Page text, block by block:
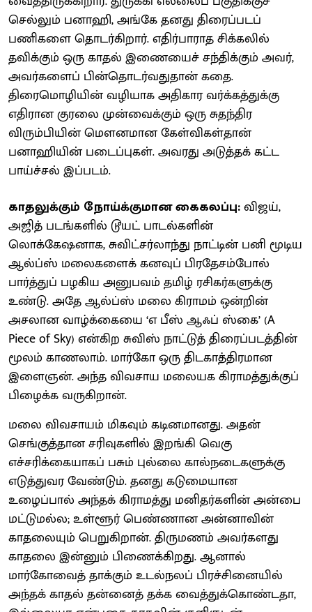
செல்லும் பனாஹி, அங்கே தனது திரைப்படப்
பணிகளை தொடர்கிறார். எதிர்பாராத சிக்கலில்
தவிக்கும் ஒரு காதல் இணையைச் சந்திக்கும் அவர்,
அவர்களைப் பின்தொடர்வதுதான் கதை.
திரைமொழியின் வழியாக அதிகார வர்க்கத்துக்கு
எதிரான குரலை முன்வைக்கும் ஒரு சுதந்திர
விரும்பியின் மௌனமான கேள்விகள்தான்
பனாஹியின் படைப்புகள். அவரது அடுத்தக் கட்ட
பாய்ச்சல் இப்படம்.
காதலுக்கும் நோய்க்குமான கைகலப்பு:விஜய்,
அஜித் படங்களில் டூயட் பாடல்களின்
லொக்கேஷனாக, சுவிட்சர்லாந்து நாட்டின் பனி மூடிய
ஆல்ப்ஸ் மலைகளைக் கனவுப் பிரதேசம்போல்
பார்த்துப் பழகிய அனுபவம் தமிழ் ரசிகர்களுக்கு
உண்டு. அதே ஆல்ப்ஸ் மலை கிராமம் ஒன்றின்
அசலான வாழ்க்கையை ‘எ பீஸ் ஆஃப் ஸ்கை’ (A
Piece of Sky) என்கிற சுவிஸ் நாட்டுத் திரைப்படத்தின்
மூலம் காணலாம். மார்கோ ஒரு திடகாத்திரமான
இளைஞன். அந்த விவசாய மலையக கிராமத்துக்குப்
பிழைக்க வருகிறான்.
மலை விவசாயம் மிகவும் கடினமானது. அதன்
செங்குத்தான சரிவுகளில் இறங்கி வெகு
எச்சரிக்கையாகப் பசும் புல்லை கால்நடைகளுக்கு
எடுத்துவர வேண்டும். தனது கடுமையான
உழைப்பால் அந்தக் கிராமத்து மனிதர்களின் அன்பை
மட்டுமல்ல; உள்ளூர் பெண்ணான அன்னாவின்
காதலையும் பெறுகிறான். திருமணம் அவர்களது
காதலை இன்னும் பிணைக்கிறது. ஆனால்
மார்கோவைத் தாக்கும் உடல்நலப் பிரச்சினையில்
அந்தக் காதல் தன்னைத் தக்க வைத்துக்கொண்டதா,